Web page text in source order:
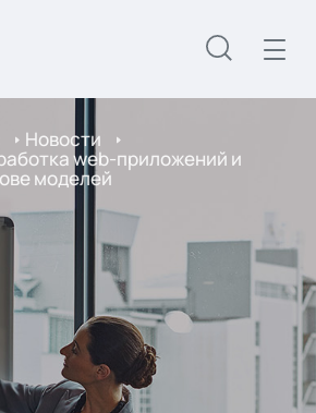
Новости
web-приложений и
моделей